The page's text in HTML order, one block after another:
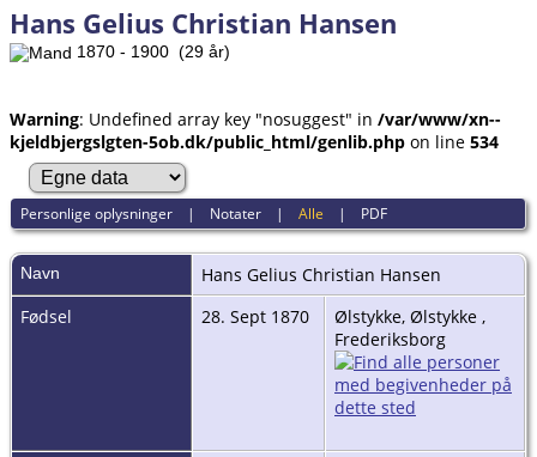
Hans Gelius Christian Hansen
1870 - 1900 (29 år)
Warning: Undefined array key "nosuggest" in /var/www/xn--
kjeldbjergslgten-5ob.dk/public_html/genlib.php on line 534
Personlige oplysninger | Notater |Alle | PDF
Navn Hans Gelius Christian Hansen
Fødsel
28. Sept 1870
Ølstykke, Ølstykke ,
Frederiksborg